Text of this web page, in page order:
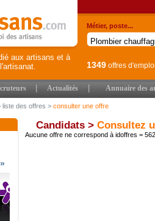
aux artisans et à
Métier, poste...
1349 offres
Actualités Annuaire des
liste des offres > consulter une offre
Candidats > Consultez
Aucune offre ne correspond à idoffres =